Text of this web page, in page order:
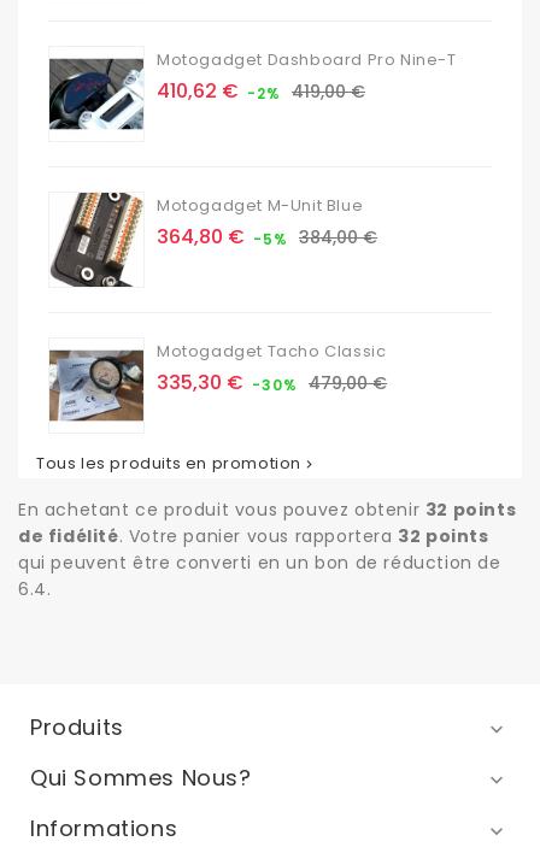
Motogadget Dashboard Pro Nine-T
Prix
410,62 € -2% Prix
419,00 €
Motogadget M-Unit Blue
Prix
364,80 € -5% Prix
384,00 €
Motogadget Tacho Classic
Prix
335,30 € -30% Prix
479,00 €
Tous les produits en promotion 
En achetant ce produit vous pouvez obtenir 32 points
de fidélité. Votre panier vous rapportera 32 points
qui peuvent être converti en un bon de réduction de
6.4.
Produits 
Qui Sommes Nous? 
Informations 